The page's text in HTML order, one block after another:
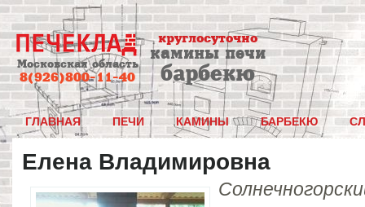
Московская область
8(926)800-11-40
круглосуточно
камины печи
барбекю
ГЛАВНАЯ ПЕЧИ КАМИНЫ БАРБЕКЮ
Елена Владимировна